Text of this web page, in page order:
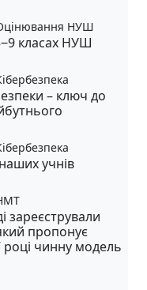
НУШ
класах НУШ
– ключ до
учнів
зареєстрували
пропонує
році чинну модель